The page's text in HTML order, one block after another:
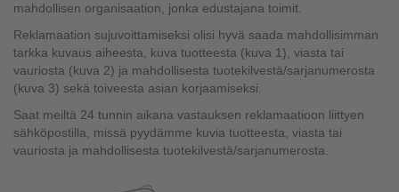
mahdollisen organisaation, jonka edustajana toimit.
Reklamaation sujuvoittamiseksi olisi hyvä saada mahdollisimman
tarkka kuvaus aiheesta, kuva tuotteesta (kuva 1), viasta tai
vauriosta (kuva 2) ja mahdollisesta tuotekilvestä/sarjanumerosta
(kuva 3) sekä toiveesta asian korjaamiseksi.
Saat meiltä 24 tunnin aikana vastauksen reklamaatioon liittyen
sähköpostilla, missä pyydämme kuvia tuotteesta, viasta tai
vauriosta ja mahdollisesta tuotekilvestä/sarjanumerosta.